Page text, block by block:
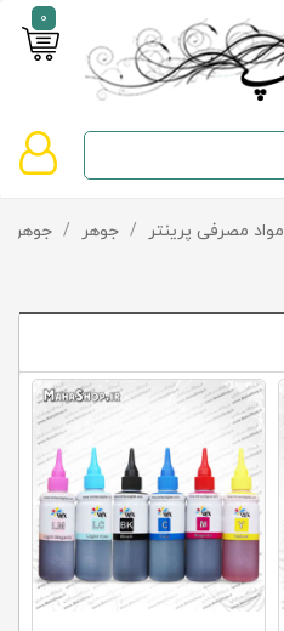
0
صفحه
دسته‌بندی
و
پیشنهادها
تماس
با
ما
کلاب
محاشاپ
مواد مصرفی پرینتر / جوهر / جوهر Epson